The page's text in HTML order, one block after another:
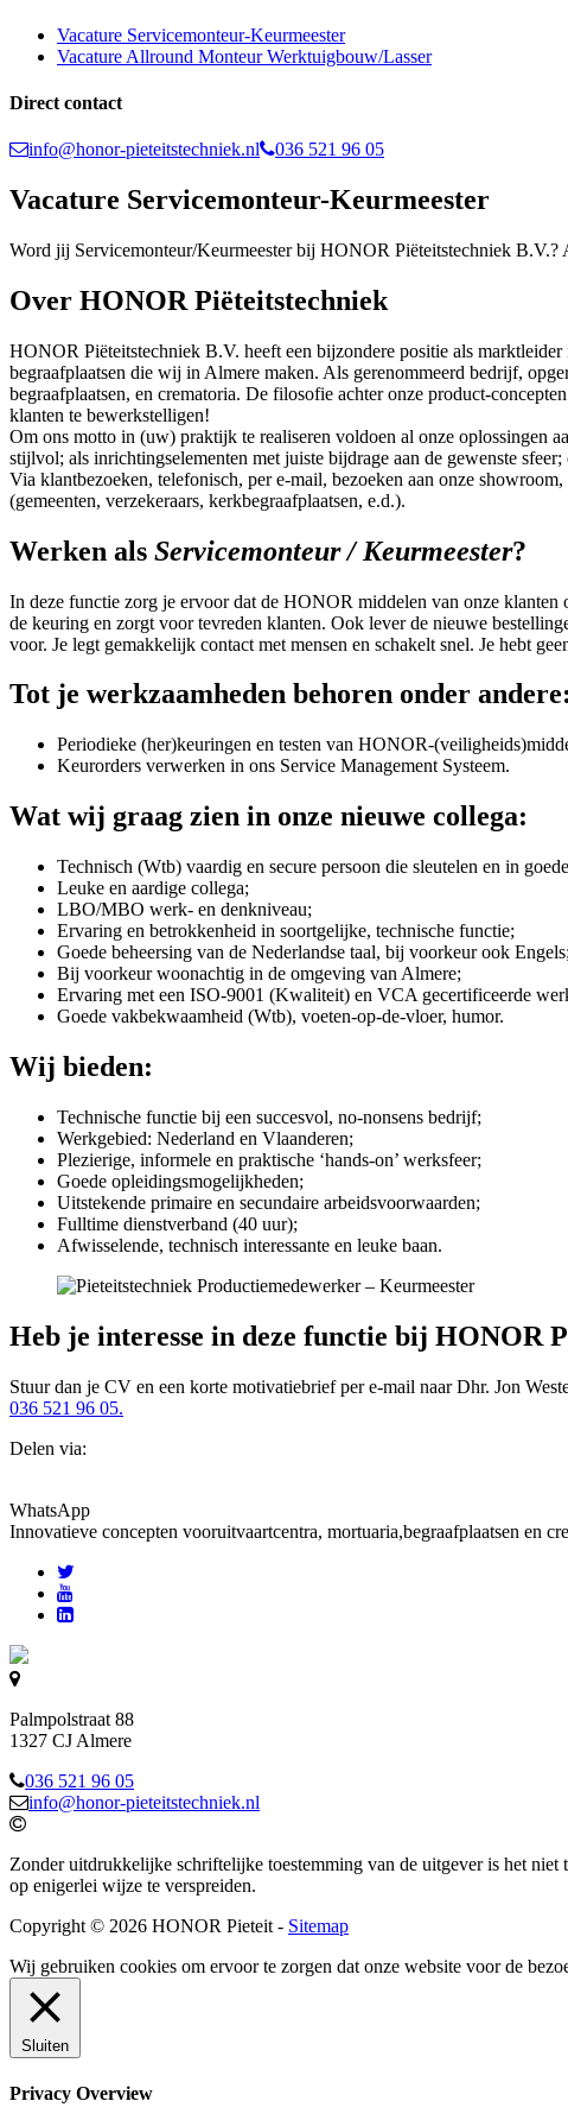
Vacature Servicemonteur-Keurmeester
Vacature Allround Monteur Werktuigbouw/Lasser
Direct contact
info@honor-pieteitstechniek.nl 036 521 96 05
Vacature Servicemonteur-Keurmeester
Word jij Servicemonteur/Keurmeester bij HONOR Piëteitstechniek
Over HONOR Piëteitstechniek
HONOR Piëteitstechniek B.V. heeft een bijzondere positie als
begraafplaatsen die wij in Almere maken. Als gerenommeerd bedrijf,
begraafplaatsen, en crematoria. De filosofie achter onze product-
klanten te bewerkstelligen!
Om ons motto in (uw) praktijk te realiseren voldoen al onze oplossingen
stijlvol; als inrichtingselementen met juiste bijdrage aan de gewenste
Via klantbezoeken, telefonisch, per e-mail, bezoeken aan onze
(gemeenten, verzekeraars, kerkbegraafplaatsen, e.d.).
Werken als Servicemonteur / Keurmeester?
In deze functie zorg je ervoor dat de HONOR middelen van onze klanten
de keuring en zorgt voor tevreden klanten. Ook lever de nieuwe
voor. Je legt gemakkelijk contact met mensen en schakelt snel. Je hebt
Tot je werkzaamheden behoren onder andere:
Periodieke (her)keuringen en testen van HONOR-
Keurorders verwerken in ons Service Management Systeem.
Wat wij graag zien in onze nieuwe collega:
Technisch (Wtb) vaardig en secure persoon die sleutelen en in
Leuke en aardige collega;
LBO/MBO werk- en denkniveau;
Ervaring en betrokkenheid in soortgelijke, technische functie;
Goede beheersing van de Nederlandse taal, bij voorkeur ook Engels;
Bij voorkeur woonachtig in de omgeving van Almere;
Ervaring met een ISO-9001 (Kwaliteit) en VCA gecertificeerde
Goede vakbekwaamheid (Wtb), voeten-op-de-vloer, humor.
Wij bieden:
Technische functie bij een succesvol, no-nonsens bedrijf;
Werkgebied: Nederland en Vlaanderen;
Plezierige, informele en praktische ‘hands-on’ werksfeer;
Goede opleidingsmogelijkheden;
Uitstekende primaire en secundaire arbeidsvoorwaarden;
Fulltime dienstverband (40 uur);
Afwisselende, technisch interessante en leuke baan.
Heb je interesse in deze functie bij HONOR
Stuur dan je CV en een korte motivatiebrief per e-mail naar Dhr. Jon
036 521 96 05.
Delen via:
WhatsApp
Innovatieve concepten vooruitvaartcentra, mortuaria,begraafplaatsen en
Palmpolstraat 88
1327 CJ Almere
036 521 96 05
info@honor-pieteitstechniek.nl
Zonder uitdrukkelijke schriftelijke toestemming van de uitgever is het
op enigerlei wijze te verspreiden.
Copyright © 2026 HONOR Pieteit - Sitemap
Wij gebruiken cookies om ervoor te zorgen dat onze website voor de
Sluiten
Privacy Overview